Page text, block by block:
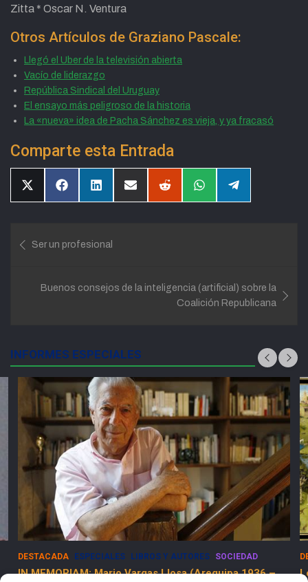
Zitta * Oscar N. Ventura
Otros Artículos de Graziano Pascale:
Llegó el Uber de la televisión abierta
Vacío de liderazgo
República Sindical del Uruguay
El ensayo más peligroso de la historia
La «nueva» idea de Pacha Sánchez es vieja, y ya fracasó
Comparte esta Entrada
CompartirCompartirCompartirCompartirCompartirCompartirCompartir
de
Ser un profesional
Buenos consejos de la inteligencia (artificial) sobre la
Coalición Republicana
INFORMES ESPECIALES
LIBROS Y AUTORES SOCIEDAD
Llosa (Arequipa 1936 –
DESTACADA ESPECIALES
Los Dolores de la Guerra